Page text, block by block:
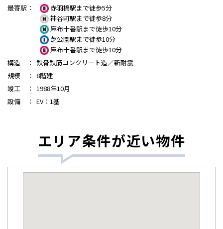
最寄駅 ：
赤羽橋駅まで徒歩5分
神谷町駅まで徒歩8分
麻布十番駅まで徒歩10分
芝公園駅まで徒歩10分
麻布十番駅まで徒歩10分
構造
： 鉄骨鉄筋コンクリート造／新耐震
規模
： 8階建
竣工
： 1988年10月
設備
： EV：1基
エリア条件が近い物件